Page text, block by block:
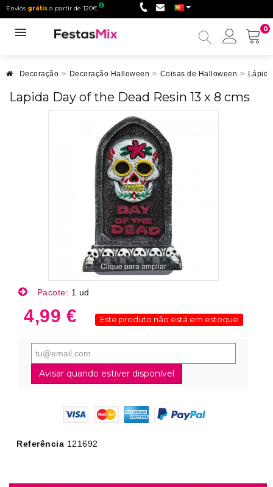
Envios grátis a partir de 120€
0
Minha
Decoração > Decoração Halloween > Coisas de Halloween >
Lapida Day of the Dead Resin 13 x 8 cms
Clique para ampliar
Pacote: 1 ud
4,99 € Este produto não está em estoque
Avisar quando estiver disponível
Referência 121692